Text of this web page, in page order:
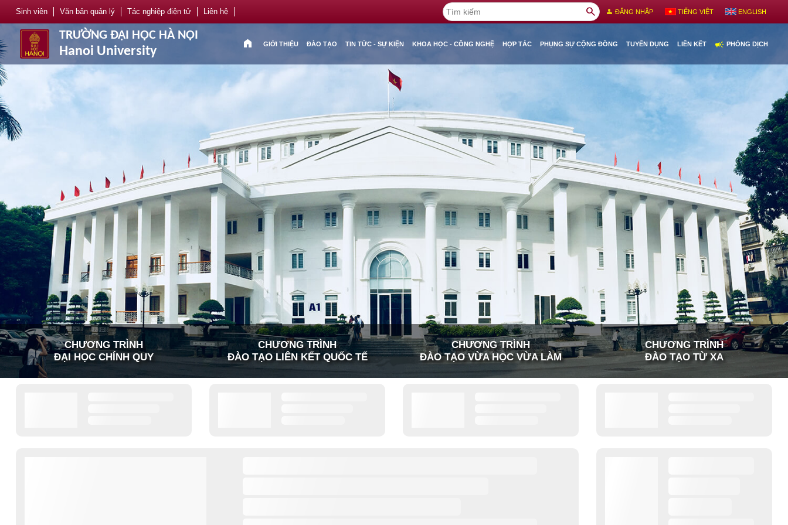
Sinh viên Văn bản quản lý Tác nghiệp điện tử Liên hệ search person ĐĂNG NHẬP TIẾNG VIỆT ENGLISH
TRƯỜNG ĐẠI HỌC HÀ NỘI
Hanoi University
home GIỚI THIỆU ĐÀO TẠO TIN TỨC - SỰ KIỆN KHOA HỌC - CÔNG NGHỆ HỢP TÁC PHỤNG SỰ CỘNG ĐỒNG TUYỂN DỤNG LIÊN KẾT campaign PHÒNG DỊCH
CHƯƠNG TRÌNH
ĐẠI HỌC CHÍNH QUY
CHƯƠNG TRÌNH
ĐÀO TẠO LIÊN KẾT QUỐC TẾ
CHƯƠNG TRÌNH
ĐÀO TẠO VỪA HỌC VỪA LÀM
CHƯƠNG TRÌNH
ĐÀO TẠO TỪ XA